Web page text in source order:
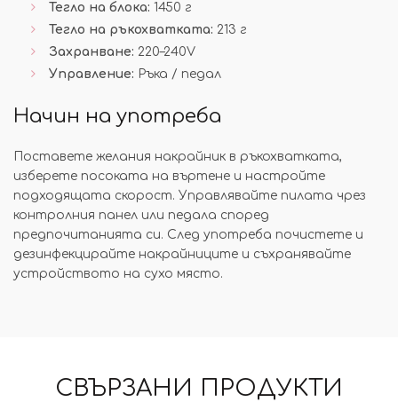
Тегло на блока: 1450 г
Тегло на ръкохватката: 213 г
Захранване: 220–240V
Управление: Ръка / педал
Начин на употреба
Поставете желания накрайник в ръкохватката,
изберете посоката на въртене и настройте
подходящата скорост. Управлявайте пилата чрез
контролния панел или педала според
предпочитанията си. След употреба почистете и
дезинфекцирайте накрайниците и съхранявайте
устройството на сухо място.
СВЪРЗАНИ ПРОДУКТИ